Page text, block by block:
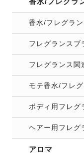
香水/フレグラ
フレグランスブ
フレグランス関
モテ香水/フレ
ボディ用フレグ
ヘアー用フレグ
アロマ